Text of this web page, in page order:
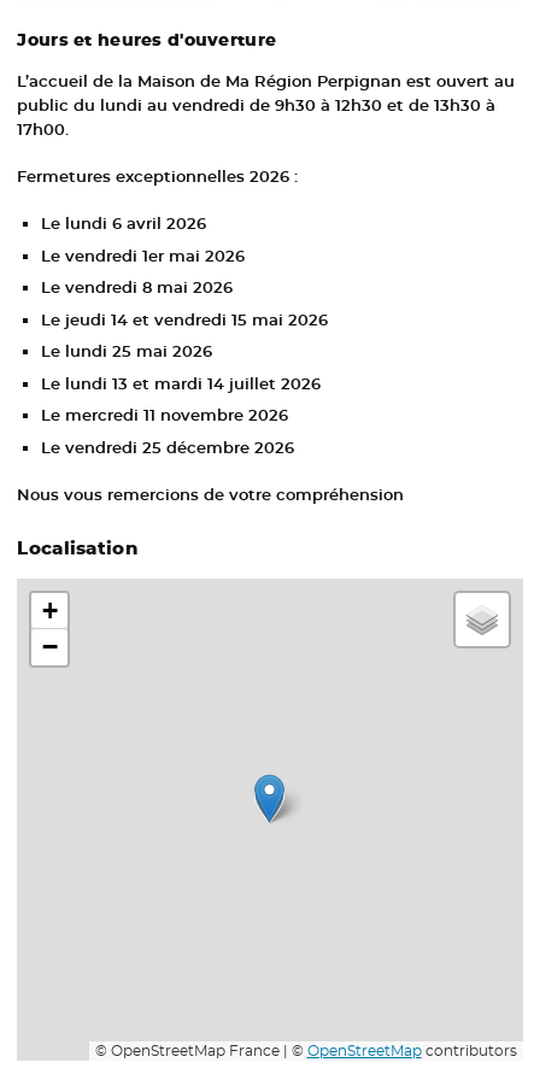
Jours et heures d'ouverture
L’accueil de la Maison de Ma Région Perpignan est ouvert au
public du lundi au vendredi de 9h30 à 12h30 et de 13h30 à
17h00.
Fermetures exceptionnelles 2026 :
Le lundi 6 avril 2026
Le vendredi 1er mai 2026
Le vendredi 8 mai 2026
Le jeudi 14 et vendredi 15 mai 2026
Le lundi 25 mai 2026
Le lundi 13 et mardi 14 juillet 2026
Le mercredi 11 novembre 2026
Le vendredi 25 décembre 2026
Nous vous remercions de votre compréhension
Localisation
+
−
© OpenStreetMap France | © OpenStreetMapcontributors